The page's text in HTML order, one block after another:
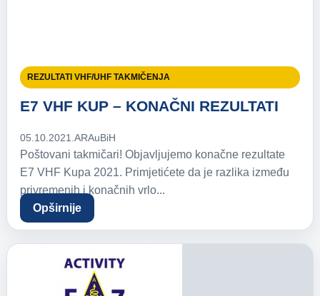
REZULTATI VHF/UHF TAKMIČENJA
E7 VHF KUP – KONAČNI REZULTATI
05.10.2021. ARAuBiH
Poštovani takmičari! Objavljujemo konačne rezultate
E7 VHF Kupa 2021. Primjetićete da je razlika između
privremenih i konačnih vrlo...
Opširnije